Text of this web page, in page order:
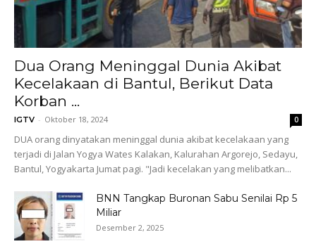
Dua Orang Meninggal Dunia Akibat
Kecelakaan di Bantul, Berikut Data
Korban ...
IGTV - Oktober 18, 2024 0
DUA orang dinyatakan meninggal dunia akibat kecelakaan yang
terjadi di Jalan Yogya Wates Kalakan, Kalurahan Argorejo, Sedayu,
Bantul, Yogyakarta Jumat pagi. "Jadi kecelakan yang melibatkan...
BNN Tangkap Buronan Sabu Senilai Rp 5
Miliar
Desember 2, 2025